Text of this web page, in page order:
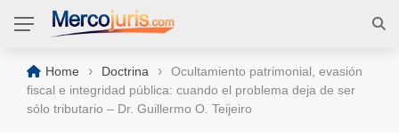
Home › Doctrina ›
Ocultamiento patrimonial, evasión
fiscal e integridad pública: cuando el problema deja de ser
sólo tributario – Dr. Guillermo O. Teijeiro